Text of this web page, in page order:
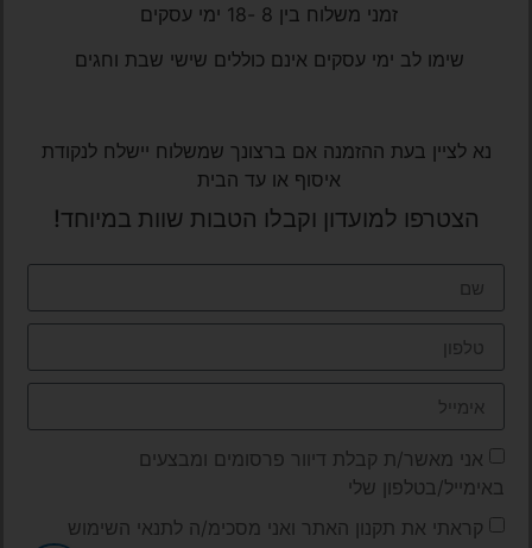
זמני משלוח בין 8 -18 ימי עסקים
שימו לב ימי עסקים אינם כוללים שישי שבת וחגים
נא לציין בעת ההזמנה אם ברצונך שמשלוח יישלח לנקודת
איסוף או עד הבית
הצטרפו למועדון וקבלו הטבות שוות במיוחד!
אני מאשר/ת קבלת דיוור פרסומים ומבצעים
באימייל/בטלפון שלי
קראתי את תקנון האתר ואני מסכימ/ה לתנאי השימוש